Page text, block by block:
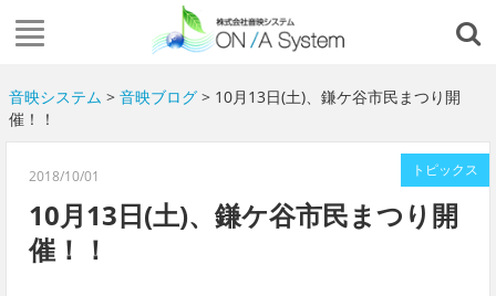
音映システム > 音映ブログ> 10月13日(土)、鎌ケ谷市民まつり開
催！！
トピックス
2018/10/01
10月13日(土)、鎌ケ谷市民まつり開
催！！